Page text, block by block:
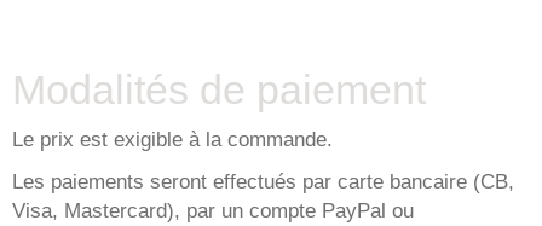
Modalités de paiement
Le prix est exigible à la commande.
Les paiements seront effectués par carte bancaire (CB,
Visa, Mastercard), par un compte PayPal ou